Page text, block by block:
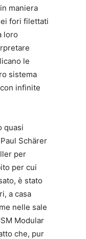
maniera
fori filettati
loro
le
sistema
infinite
quasi
Schärer
per
per cui
è stato
a casa
nelle sale
Modular
che, pur